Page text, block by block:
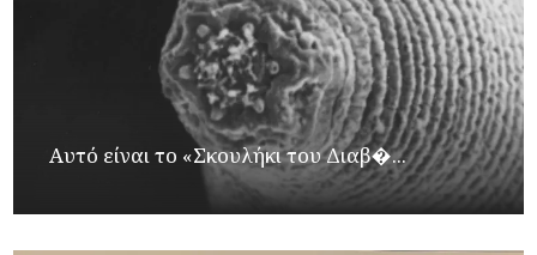
Αυτό είναι το «Σκουλήκι του Διαβ�...